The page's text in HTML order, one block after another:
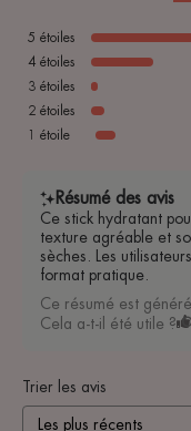
5 étoiles
4 étoiles
3 étoiles
2 étoiles
1 étoile
Résumé des avis
Ce stick hydratant
texture agréable et
sèches. Les
format pratique.
Ce résumé est
Cela a-t-il été utile ?
Trier les avis